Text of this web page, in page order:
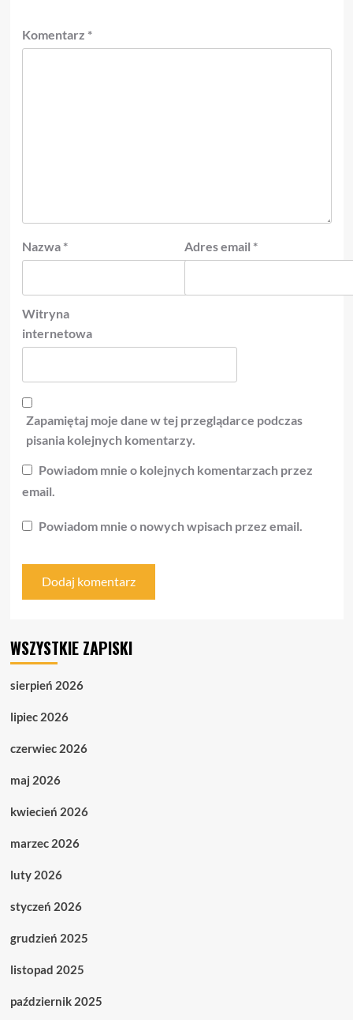
Komentarz *
Nazwa * Adres email *
Witryna
internetowa
Zapamiętaj moje dane w tej przeglądarce podczas
pisania kolejnych komentarzy.
Powiadom mnie o kolejnych komentarzach przez
email.
Powiadom mnie o nowych wpisach przez email.
WSZYSTKIE ZAPISKI
sierpień 2026
lipiec 2026
czerwiec 2026
maj 2026
kwiecień 2026
marzec 2026
luty 2026
styczeń 2026
grudzień 2025
listopad 2025
październik 2025